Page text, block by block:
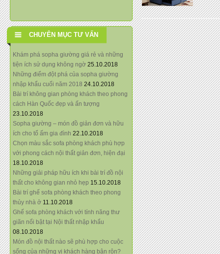
CHUYÊN MỤC TƯ VẤN
Khám phá sopha giường giá rẻ và những
tiện ích sử dụng không ngờ 25.10.2018
Những điểm đột phá của sopha giường
nhập khẩu cuối năm 2018 24.10.2018
Bài trí không gian phòng khách theo phong
cách Hàn Quốc đẹp và ấn tượng
23.10.2018
Sopha giường – món đồ giản đơn và hữu
ích cho tổ ấm gia đình 22.10.2018
Chọn màu sắc sofa phòng khách phù hợp
với phong cách nội thất giản đơn, hiện đại
18.10.2018
Những giải pháp hữu ích khi bài trí đồ nội
thất cho không gian nhỏ hẹp 15.10.2018
Bài trí ghế sofa phòng khách theo phong
thủy nhà ở 11.10.2018
Ghế sofa phòng khách với tính năng thư
giãn nổi bật tại Nội thất nhập khẩu
08.10.2018
Món đồ nội thất nào sẽ phù hợp cho cuộc
sống của những vị khách hàng bận rộn?